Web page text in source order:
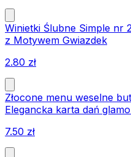
Winietki Ślubne Simple nr
z Motywem Gwiazdek
2.80 zł
Złocone menu weselne
Elegancka karta dań
7.50 zł